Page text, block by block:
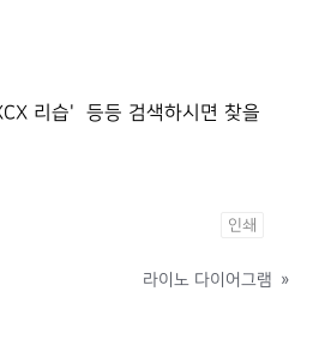
리습' 등등 검색하시면 찾을
인쇄
라이노 다이어그램 »